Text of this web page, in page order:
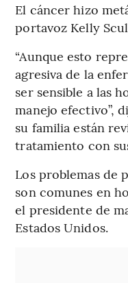
El cáncer hizo
portavoz Kelly
“Aunque esto
agresiva de la
ser sensible a las
manejo efectivo”,
su familia están
tratamiento con
Los problemas de
son comunes en
el presidente de
Estados Unidos.